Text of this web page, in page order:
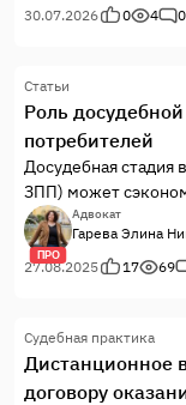
обращаться с
30.07.2026
0 4 0
Статьи
Роль
потребителей
Досудебная стадия
ЗПП) может
быть потрачены на
мастерстве
оппонентов (что, на
ПРО
Адвокат
Гарева Элина
27.08.2025
17 69
Судебная практика
Дистанционное
договору